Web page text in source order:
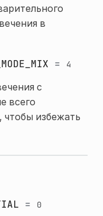
в
= 4
с
всего
чтобы избежать
= 0